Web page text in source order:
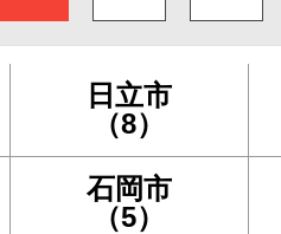
日立市
（8）
石岡市
（5）